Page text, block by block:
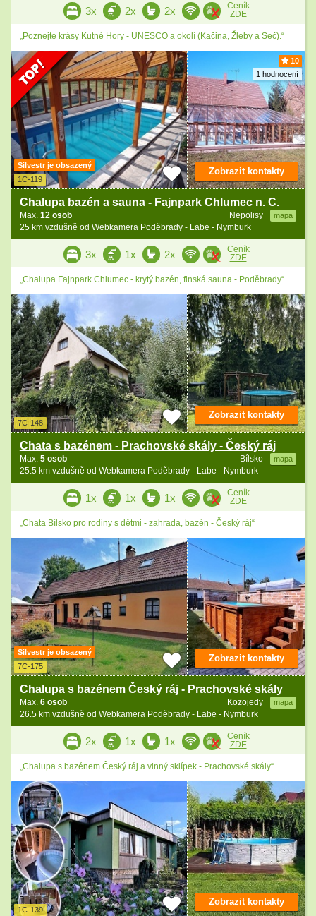
3x 2x 2x
Ceník
ZDE
„Poznejte krásy Kutné Hory - UNESCO a okolí (Kačina, Žleby a Seč).“
10
1 hodnocení
Silvestr je obsazený
1C-119
Chalupa bazén a sauna - Fajnpark Chlumec n. C.
Nepolisy mapa
Max. 12 osob
25 km vzdušně od Webkamera Poděbrady - Labe - Nymburk
Zobrazit kontakty
3x 1x 2x
Ceník
ZDE
„Chalupa Fajnpark Chlumec - krytý bazén, finská sauna - Poděbrady“
7C-148
Chata s bazénem - Prachovské skály - Český ráj
Bílsko mapa
Max. 5 osob
25.5 km vzdušně od Webkamera Poděbrady - Labe - Nymburk
Zobrazit kontakty
1x 1x 1x
Ceník
ZDE
„Chata Bílsko pro rodiny s dětmi - zahrada, bazén - Český ráj“
Silvestr je obsazený
7C-175
Chalupa s bazénem Český ráj - Prachovské skály
Kozojedy mapa
Max. 6 osob
26.5 km vzdušně od Webkamera Poděbrady - Labe - Nymburk
Zobrazit kontakty
2x 1x 1x
Ceník
ZDE
„Chalupa s bazénem Český ráj a vinný sklípek - Prachovské skály“
1C-139
Zobrazit kontakty